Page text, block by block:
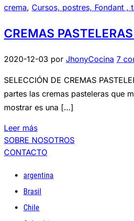
crema, Cursos, postres, Fondant ,
CREMAS
2020-12-03 por JhonyCocina 7
SELECCIÓN DE CREMAS
partes las cremas pasteleras que
mostrar es una […]
Leer más
SOBRE NOSOTROS
CONTACTO
argentina
Brasil
Chile